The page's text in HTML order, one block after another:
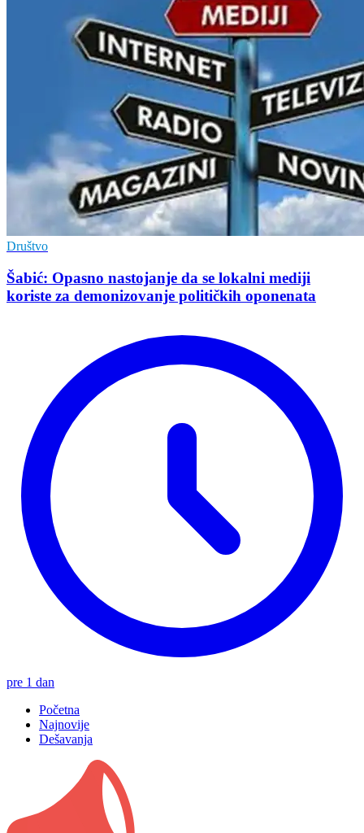
Društvo
Šabić: Opasno nastojanje da se lokalni mediji
koriste za demonizovanje političkih oponenata
pre 1 dan
Početna
Najnovije
Dešavanja